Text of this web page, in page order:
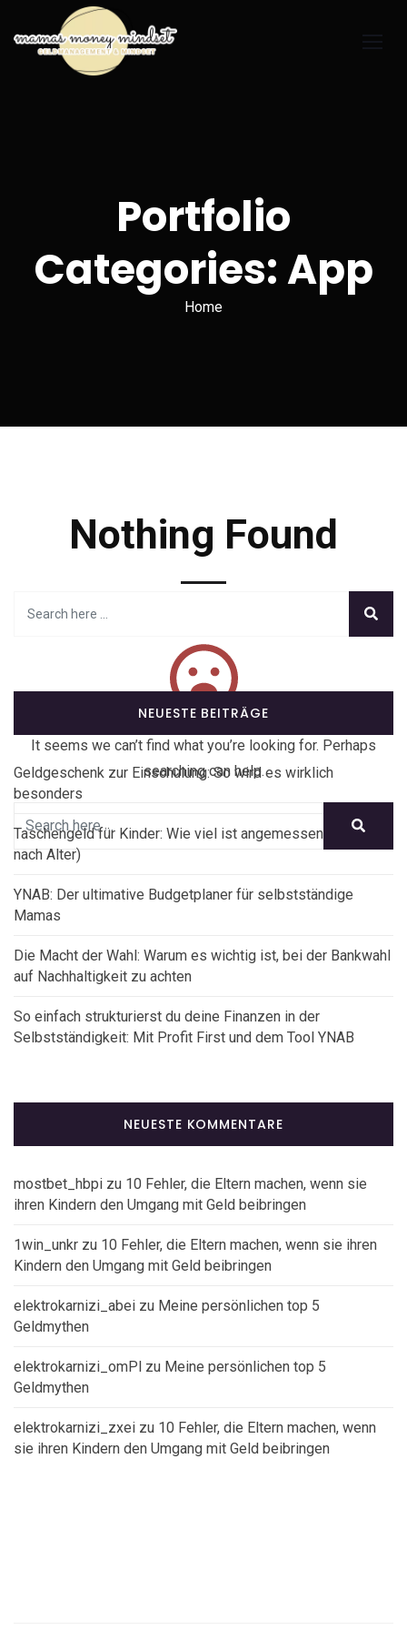
Portfolio
Categories: App
Home
Nothing Found
It seems we can’t find what you’re looking for. Perhaps
searching can help.
NEUESTE BEITRÄGE
Geldgeschenk zur Einschulung: So wird es wirklich
besonders
Taschengeld für Kinder: Wie viel ist angemessen? (Tabelle
nach Alter)
YNAB: Der ultimative Budgetplaner für selbstständige
Mamas
Die Macht der Wahl: Warum es wichtig ist, bei der Bankwahl
auf Nachhaltigkeit zu achten
So einfach strukturierst du deine Finanzen in der
Selbstständigkeit: Mit Profit First und dem Tool YNAB
NEUESTE KOMMENTARE
mostbet_hbpi zu 10 Fehler, die Eltern machen, wenn sie
ihren Kindern den Umgang mit Geld beibringen
1win_unkr zu 10 Fehler, die Eltern machen, wenn sie ihren
Kindern den Umgang mit Geld beibringen
elektrokarnizi_abei zu Meine persönlichen top 5
Geldmythen
elektrokarnizi_omPl zu Meine persönlichen top 5
Geldmythen
elektrokarnizi_zxei zu 10 Fehler, die Eltern machen, wenn
sie ihren Kindern den Umgang mit Geld beibringen